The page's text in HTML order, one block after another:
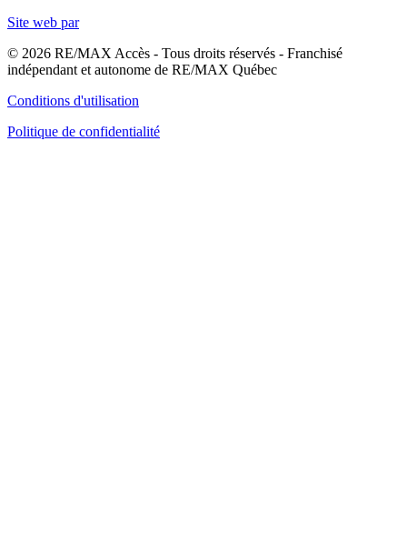
Site web par
© 2026 RE/MAX Accès - Tous droits réservés - Franchisé
indépendant et autonome de RE/MAX Québec
Conditions d'utilisation
Politique de confidentialité